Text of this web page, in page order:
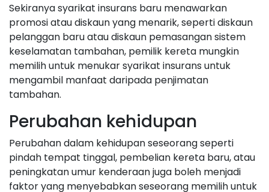
Sekiranya syarikat insurans baru menawarkan
promosi atau diskaun yang menarik, seperti diskaun
pelanggan baru atau diskaun pemasangan sistem
keselamatan tambahan, pemilik kereta mungkin
memilih untuk menukar syarikat insurans untuk
mengambil manfaat daripada penjimatan
tambahan.
Perubahan kehidupan
Perubahan dalam kehidupan seseorang seperti
pindah tempat tinggal, pembelian kereta baru, atau
peningkatan umur kenderaan juga boleh menjadi
faktor yang menyebabkan seseorang memilih untuk